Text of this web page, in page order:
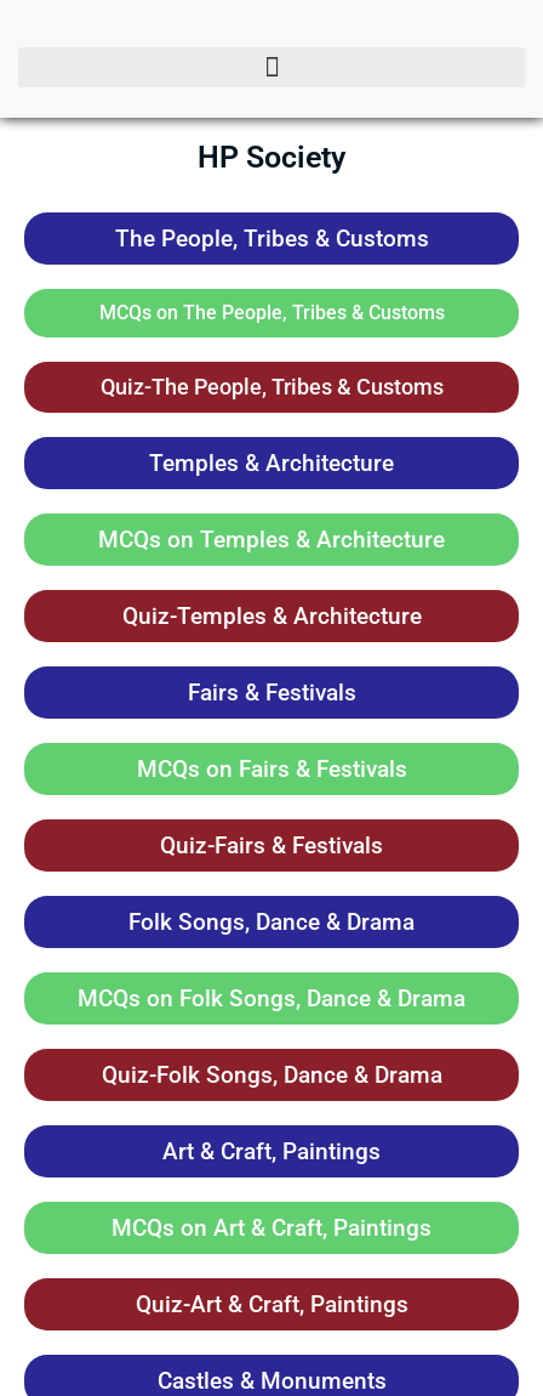
HP Society
The People, Tribes & Customs
MCQs on The People, Tribes & Customs
Quiz-The People, Tribes & Customs
Temples & Architecture
MCQs on Temples & Architecture
Quiz-Temples & Architecture
Fairs & Festivals
MCQs on Fairs & Festivals
Quiz-Fairs & Festivals
Folk Songs, Dance & Drama
MCQs on Folk Songs, Dance & Drama
Quiz-Folk Songs, Dance & Drama
Art & Craft, Paintings
MCQs on Art & Craft, Paintings
Quiz-Art & Craft, Paintings
Castles & Monuments